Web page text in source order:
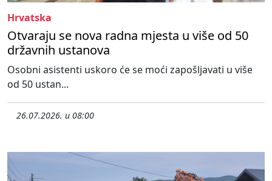
Hrvatska
Otvaraju se nova radna mjesta u više od 50
državnih ustanova
Osobni asistenti uskoro će se moći zapošljavati u više
od 50 ustan...
26.07.2026. u 08:00